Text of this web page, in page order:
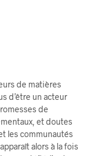
de matières
d’être un acteur
de
et doutes
les communautés
alors à la fois